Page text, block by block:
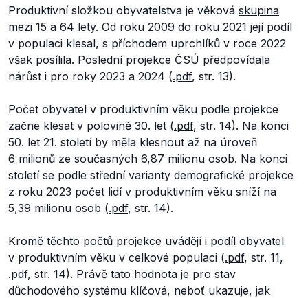
Produktivní složkou obyvatelstva je věková skupina
mezi 15 a 64 lety. Od roku 2009 do roku 2021 její podíl
v populaci klesal, s příchodem uprchlíků v roce 2022
však posílila. Poslední projekce ČSÚ předpovídala
nárůst i pro roky 2023 a 2024 (.pdf, str. 13).
Počet obyvatel v produktivním věku podle projekce
začne klesat v polovině 30. let (.pdf, str. 14). Na konci
50. let 21. století by měla klesnout až na úroveň
6 milionů ze současných 6,87 milionu osob. Na konci
století se podle střední varianty demografické projekce
z roku 2023 počet lidí v produktivním věku sníží na
5,39 milionu osob (.pdf, str. 14).
Kromě těchto počtů projekce uvádějí i podíl obyvatel
v produktivním věku v celkové populaci (.pdf, str. 11,
.pdf, str. 14). Právě tato hodnota je pro stav
důchodového systému klíčová, neboť ukazuje, jak